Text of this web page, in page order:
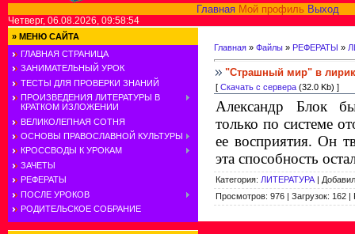
Главная Мой профиль Выход
Четверг, 06.08.2026, 09:58:54
» МЕНЮ САЙТА
ГЛАВНАЯ СТРАНИЦА
ЗАНИМАТЕЛЬНЫЙ УРОК
ТЕСТЫ ДЛЯ ПРОВЕРКИ ЗНАНИЙ
ПРОИЗВЕДЕНИЯ ЛИТЕРАТУРЫ В
КРАТКОМ ИЗЛОЖЕНИИ
ВЕЛИКОЛЕПНАЯ СОТНЯ
ОСНОВЫ ПРАВОСЛАВНОЙ КУЛЬТУРЫ
КРОССВОДЫ К УРОКАМ
ЗАЧЕТЫ
РЕФЕРАТЫ
ПОСЛЕ УРОКОВ
РОДИТЕЛЬСКОЕ СОБРАНИЕ
Главная » Файлы » РЕФЕРАТЫ »
"Страшный мир" в
[ Скачать с сервера (32.0 Kb) ]
Александр Блок
только по системе
ее восприятия. Он
эта способность
Категория: ЛИТЕРАТУРА | Добавил
Просмотров: 976 | Загрузок: 162 |